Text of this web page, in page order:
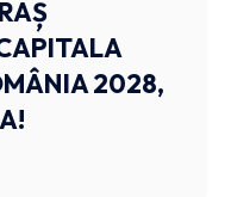
2028,